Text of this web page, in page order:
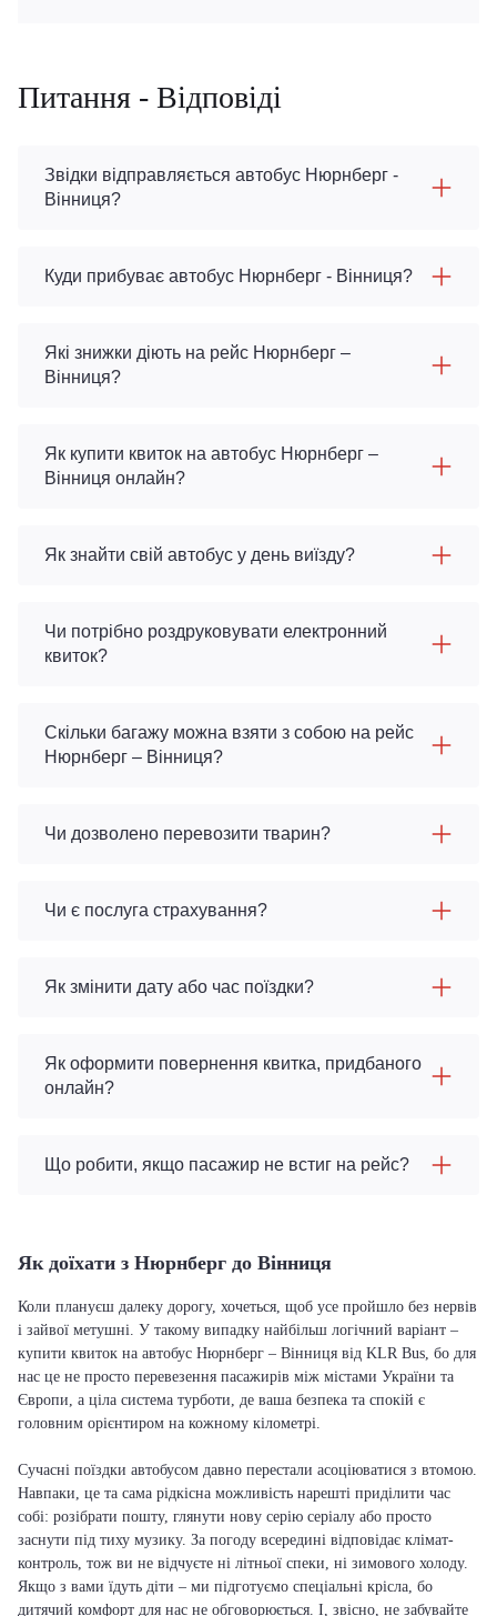
Питання - Відповіді
Звідки відправляється автобус Нюрнберг -
Вінниця?
Куди прибуває автобус Нюрнберг - Вінниця?
Які знижки діють на рейс Нюрнберг –
Вінниця?
Як купити квиток на автобус Нюрнберг –
Вінниця онлайн?
Як знайти свій автобус у день виїзду?
Чи потрібно роздруковувати електронний
квиток?
Скільки багажу можна взяти з собою на рейс
Нюрнберг – Вінниця?
Чи дозволено перевозити тварин?
Чи є послуга страхування?
Як змінити дату або час поїздки?
Як оформити повернення квитка, придбаного
онлайн?
Що робити, якщо пасажир не встиг на рейс?
Як доїхати з Нюрнберг до Вінниця
Коли плануєш далеку дорогу, хочеться, щоб усе пройшло без нервів
і зайвої метушні. У такому випадку найбільш логічний варіант –
купити квиток на автобус Нюрнберг – Вінниця від KLR Bus, бо для
нас це не просто перевезення пасажирів між містами України та
Європи, а ціла система турботи, де ваша безпека та спокій є
головним орієнтиром на кожному кілометрі.
Сучасні поїздки автобусом давно перестали асоціюватися з втомою.
Навпаки, це та сама рідкісна можливість нарешті приділити час
собі: розібрати пошту, глянути нову серію серіалу або просто
заснути під тиху музику. За погоду всередині відповідає клімат-
контроль, тож ви не відчуєте ні літньої спеки, ні зимового холоду.
Якщо з вами їдуть діти – ми підготуємо спеціальні крісла, бо
дитячий комфорт для нас не обговорюється. І, звісно, не забувайте